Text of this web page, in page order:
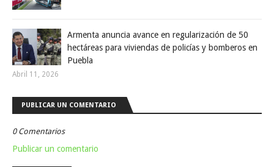
Armenta anuncia avance en regularización de 50
hectáreas para viviendas de policías y bomberos en
Puebla
Abril 11, 2026
PUBLICAR UN COMENTARIO
0 Comentarios
Publicar un comentario